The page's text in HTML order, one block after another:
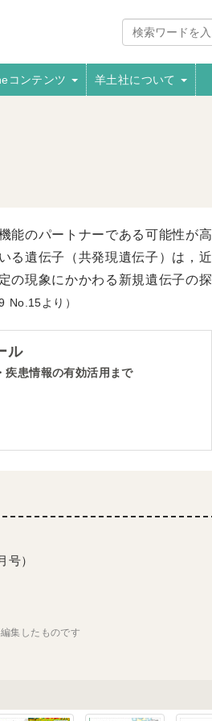
コンテンツ 羊土社について
能のパートナーである可能性が高
る遺伝子（共発現遺伝子）は，近
の現象にかかわる新規遺伝子の探
15より）
ル
疾患情報の有効活用まで
）
集したものです